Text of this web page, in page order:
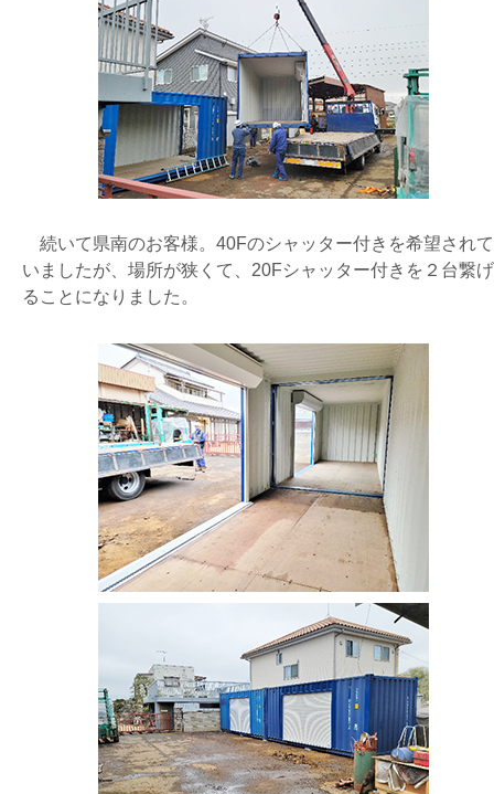
続いて県南のお客様。40Fのシャッター付きを希望されて
いましたが、場所が狭くて、20Fシャッター付きを２台繋げ
ることになりました。